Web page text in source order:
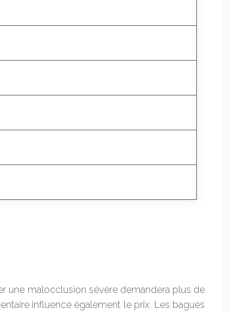
une malocclusion sévère demandera plus de
influence également le prix. Les bagues